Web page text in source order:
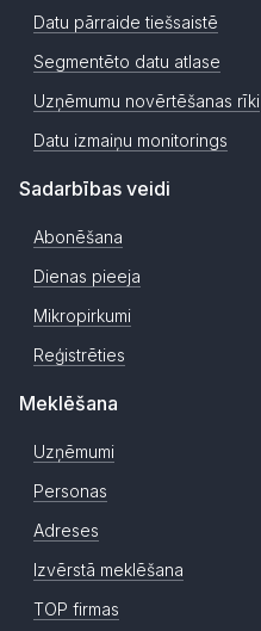
Datu pārraide tiešsaistē
Segmentēto datu atlase
Uzņēmumu novērtēšanas rīki
Datu izmaiņu monitorings
Sadarbības veidi
Abonēšana
Dienas pieeja
Mikropirkumi
Reģistrēties
Meklēšana
Uzņēmumi
Personas
Adreses
Izvērstā meklēšana
TOP firmas